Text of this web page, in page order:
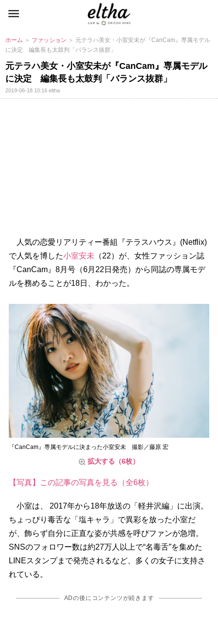
ホーム ＞ ファッション ＞ 元テラハ美女・小室安未が『CanCam』専属モデル
に決定 編集長も太鼓判「バランス抜群」
元テラハ美女・小室安未が『CanCam』専属モデル
に決定 編集長も太鼓判「バランス抜群」
2019-06-18 10:16eltha
人気の恋愛リアリティー番組『テラスハウス』(Netflix)
で人気を博した小室安未 （22）が、女性ファッション誌
『CanCam』8月号（6月22日発売）から同誌の専属モデ
ルを務めることが18日、わかった。
『CanCam』専属モデルに決まった小室安未 撮影／藤原 宏
拡大する（6枚）
【写真】この記事の写真を見る（全6枚）
小室は、 2017年から18年放送の「軽井沢編」に出演。
ちょっぴり毒舌な「塩キャラ」で異彩を放った小室だ
が、飾らず自分に正直な姿が共感を呼びファンが急増。
SNSのフォロワー数は約27万人以上で“名毒舌”を集めた
LINEスタンプまで発売されるなど、多くの女子に支持さ
れている。
ADの後にコンテンツが続きます